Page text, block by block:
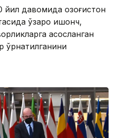
йил давомида Қозоғистон
ўзаро ишонч,
асосланган
ўрнатилганини